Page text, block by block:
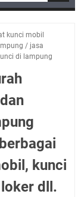
kunci mobil
/ jasa
di lampung
kunci
dll.